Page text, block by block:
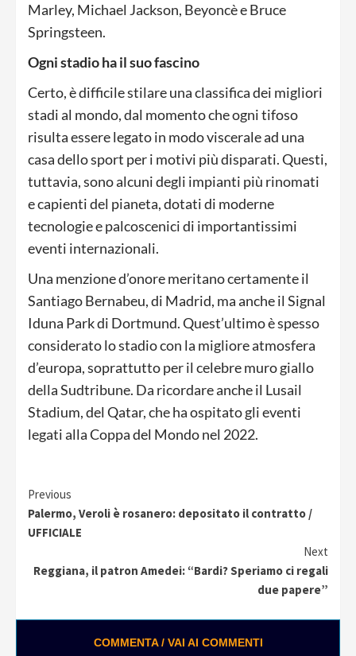
Marley, Michael Jackson, Beyoncè e Bruce
Springsteen.
Ogni stadio ha il suo fascino
Certo, è difficile stilare una classifica dei migliori
stadi al mondo, dal momento che ogni tifoso
risulta essere legato in modo viscerale ad una
casa dello sport per i motivi più disparati. Questi,
tuttavia, sono alcuni degli impianti più rinomati
e capienti del pianeta, dotati di moderne
tecnologie e palcoscenici di importantissimi
eventi internazionali.
Una menzione d’onore meritano certamente il
Santiago Bernabeu, di Madrid, ma anche il Signal
Iduna Park di Dortmund. Quest’ultimo è spesso
considerato lo stadio con la migliore atmosfera
d’europa, soprattutto per il celebre muro giallo
della Sudtribune. Da ricordare anche il Lusail
Stadium, del Qatar, che ha ospitato gli eventi
legati alla Coppa del Mondo nel 2022.
Continue
Reading
Previous
Palermo, Veroli è rosanero: depositato il contratto /
UFFICIALE
Next
Reggiana, il patron Amedei: “Bardi? Speriamo ci regali
due papere”
COMMENTA / VAI AI COMMENTI